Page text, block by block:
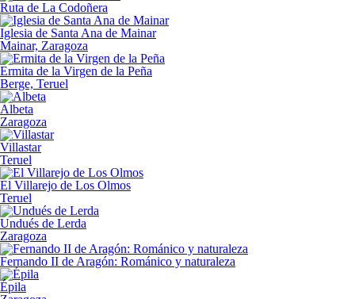
Ruta de La Codoñera
Iglesia de Santa Ana de Mainar
Mainar, Zaragoza
Ermita de la Virgen de la Peña
Berge, Teruel
Albeta
Zaragoza
Villastar
Teruel
El Villarejo de Los Olmos
Teruel
Undués de Lerda
Zaragoza
Fernando II de Aragón: Románico y naturaleza
Épila